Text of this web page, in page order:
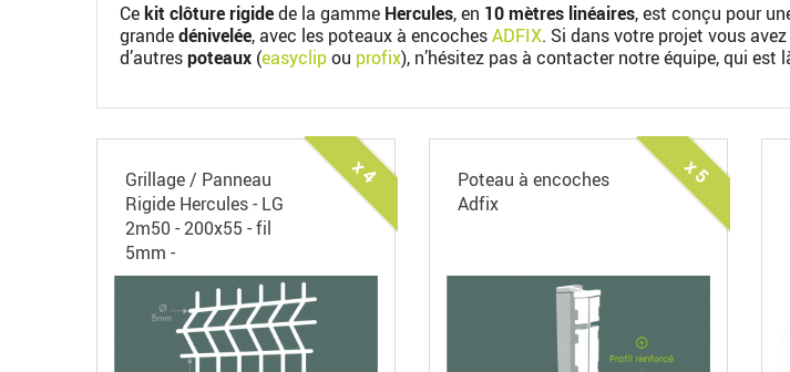
Cekit clôture rigidede la gamme Hercules, en 10 mètres linéaires, est conçu pour
grandedénivelée, avec les poteaux à encochesADFIX. Si dans votre projet vous
d’autrespoteaux (easyclipou profix), n’hésitez pas à contacter notre équipe, qui est
x 4
Grillage / Panneau
Rigide Hercules - LG
2m50 - 200x55 - fil
5mm -
x 5
Poteau à encoches
Adfix